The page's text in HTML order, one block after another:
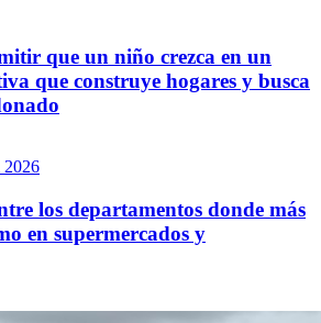
que un niño crezca en un
que construye hogares y busca
2026
los departamentos donde más
en supermercados y